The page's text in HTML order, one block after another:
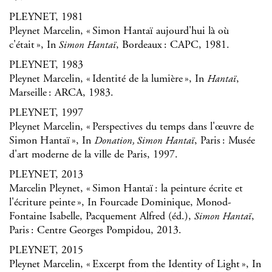
PLEYNET, 1981
Pleynet Marcelin, « Simon Hantaï aujourd'hui là où
c'était », In Simon Hantaï, Bordeaux : CAPC, 1981.
PLEYNET, 1983
Pleynet Marcelin, « Identité de la lumière », In Hantaï,
Marseille : ARCA, 1983.
PLEYNET, 1997
Pleynet Marcelin, « Perspectives du temps dans l'œuvre de
Simon Hantaï », In Donation, Simon Hantaï, Paris : Musée
d'art moderne de la ville de Paris, 1997.
PLEYNET, 2013
Marcelin Pleynet, « Simon Hantaï : la peinture écrite et
l'écriture peinte », In Fourcade Dominique, Monod-
Fontaine Isabelle, Pacquement Alfred (éd.), Simon Hantaï,
Paris : Centre Georges Pompidou, 2013.
PLEYNET, 2015
Pleynet Marcelin, « Excerpt from the Identity of Light », In